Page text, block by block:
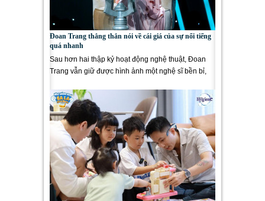
Đoan Trang thẳng thắn nói về cái giá của sự nổi tiếng
quá nhanh
Sau hơn hai thập kỷ hoạt động nghệ thuật, Đoan
Trang vẫn giữ được hình ảnh một nghệ sĩ bền bỉ,